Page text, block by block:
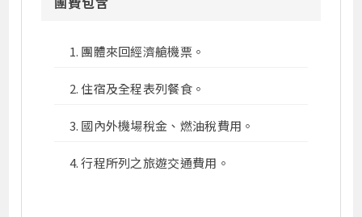
團體來回經濟艙機票。
住宿及全程表列餐食。
國內外機場稅金、燃油稅費用。
行程所列之旅遊交通費用。